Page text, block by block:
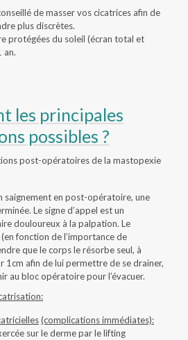
de masser vos cicatrices afin de
plus discrètes.
protégées du soleil (écran total et
an.
les principales
possibles ?
post-opératoires de la mastopexie
saignement en post-opératoire, une
Le signe d’appel est un
douloureux à la palpation. Le
fonction de l’importance de
que le corps le résorbe seul, à
1cm afin de lui permettre de se drainer,
au bloc opératoire pour l’évacuer.
(complications immédiates):
sur le derme par le lifting